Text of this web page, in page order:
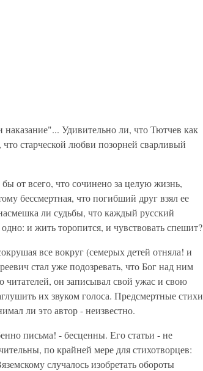
Удивительно ли, что Тютчев как
старческой любви позорней сварливый
от всего, что сочинено за целую жизнь,
бессмертная, что погибший друг взял ее
ли судьбы, что каждый русский
и жить торопится, и чувствовать спешит?
все вокруг (семерых детей отняла! и
стал уже подозревать, что Бог над ним
читателей, он записывал свой ужас и свою
их звуком голоса. Предсмертные стихи
ли это автор - неизвестно.
письма! - бесценны. Его статьи - не
по крайней мере для стихотворцев:
случалось изобретать обороты